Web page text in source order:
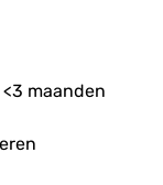
maanden